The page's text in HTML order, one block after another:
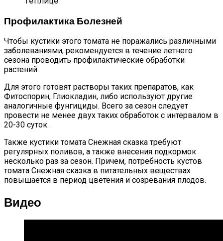
Профилактика Болезней
Чтобы кустики этого томата не поражались различными
заболеваниями, рекомендуется в течение летнего
сезона проводить профилактические обработки
растений.
Для этого готовят растворы таких препаратов, как
Фитоспорин, Глиокладин, либо используют другие
аналогичные фунгициды. Всего за сезон следует
провести не менее двух таких обработок с интервалом в
20-30 суток.
Также кустики томата Снежная сказка требуют
регулярных поливов, а также внесения подкормок
несколько раз за сезон. Причем, потребность кустов
томата Снежная сказка в питательных веществах
повышается в период цветения и созревания плодов.
Видео